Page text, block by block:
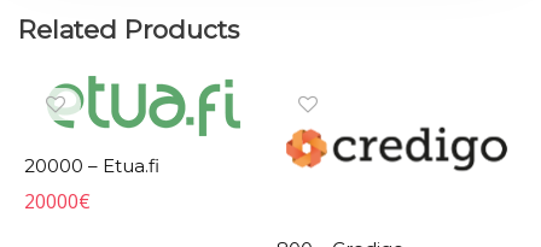
Related Products
20000 – Etua.fi
20000€